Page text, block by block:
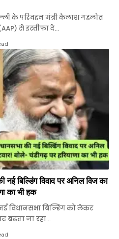
के परिवहन मंत्री कैलाश गहलोत
से इस्तीफा दे…
नई बिल्डिंग विवाद पर अनिल विज का
का भी हक
विधानसभा बिल्डिंग को लेकर
बढ़ता जा रहा…